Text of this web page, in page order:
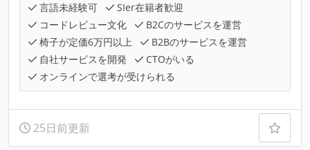
言語未経験可
SIer在籍者歓迎
コードレビュー文化
B2Cのサービスを運営
椅子が定価6万円以上
B2Bのサービスを運営
自社サービスを開発
CTOがいる
オンラインで選考が受けられる
25日前更新